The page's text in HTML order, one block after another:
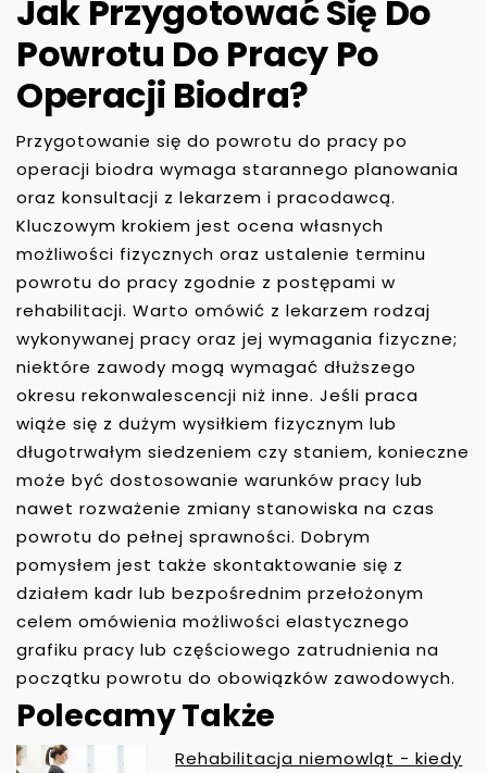
Jak Przygotować Się Do
Powrotu Do Pracy Po
Operacji Biodra?
Przygotowanie się do powrotu do pracy po
operacji biodra wymaga starannego planowania
oraz konsultacji z lekarzem i pracodawcą.
Kluczowym krokiem jest ocena własnych
możliwości fizycznych oraz ustalenie terminu
powrotu do pracy zgodnie z postępami w
rehabilitacji. Warto omówić z lekarzem rodzaj
wykonywanej pracy oraz jej wymagania fizyczne;
niektóre zawody mogą wymagać dłuższego
okresu rekonwalescencji niż inne. Jeśli praca
wiąże się z dużym wysiłkiem fizycznym lub
długotrwałym siedzeniem czy staniem, konieczne
może być dostosowanie warunków pracy lub
nawet rozważenie zmiany stanowiska na czas
powrotu do pełnej sprawności. Dobrym
pomysłem jest także skontaktowanie się z
działem kadr lub bezpośrednim przełożonym
celem omówienia możliwości elastycznego
grafiku pracy lub częściowego zatrudnienia na
początku powrotu do obowiązków zawodowych.
Polecamy Także
Rehabilitacja niemowląt - kiedy